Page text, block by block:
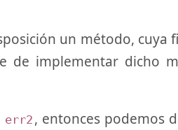
un método, cuya
de implementar dicho
err2 , entonces podemos